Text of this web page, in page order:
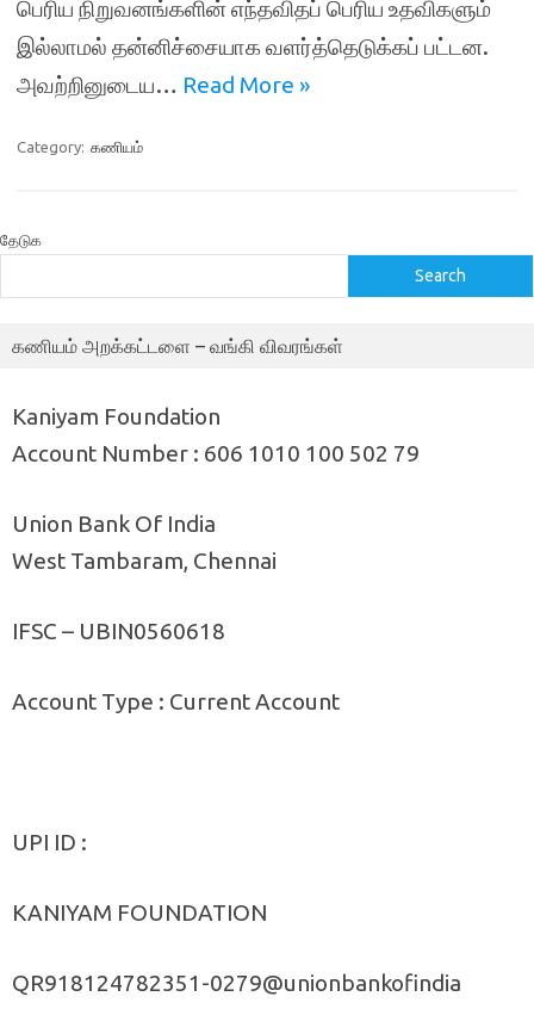
பெரிய நிறுவனங்களின் எந்தவிதப் பெரிய உதவிகளும்
இல்லாமல் தன்னிச்சையாக வளர்த்தெடுக்கப் பட்டன.
அவற்றினுடைய… Read More »
Category: கணியம்
தேடுக
Search
கணியம் அறக்கட்டளை – வங்கி விவரங்கள்
Kaniyam Foundation
Account Number : 606 1010 100 502 79
Union Bank Of India
West Tambaram, Chennai
IFSC – UBIN0560618
Account Type : Current Account
UPI ID :
KANIYAM FOUNDATION
QR918124782351-0279@unionbankofindia